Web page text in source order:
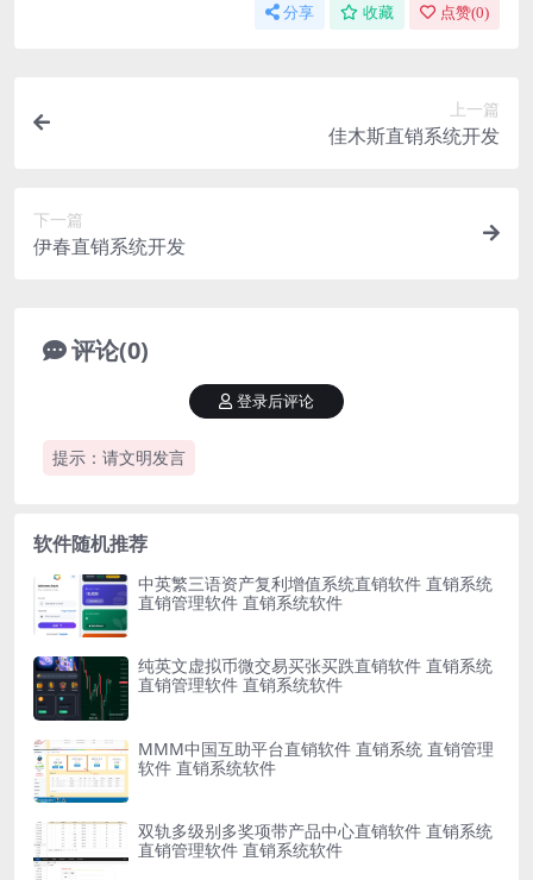
分享 收藏 点赞(0)
上一篇
佳木斯直销系统开发
下一篇
伊春直销系统开发
评论(0)
提示：请文明发言
登录后评论
软件随机推荐
中英繁三语资产复利增值系统直销软件 直销系统
直销管理软件 直销系统软件
纯英文虚拟币微交易买张买跌直销软件 直销系统
直销管理软件 直销系统软件
MMM中国互助平台直销软件 直销系统 直销管理
软件 直销系统软件
双轨多级别多奖项带产品中心直销软件 直销系统
直销管理软件 直销系统软件